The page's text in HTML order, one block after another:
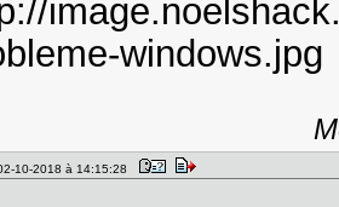
10-2018 à 14:15:28